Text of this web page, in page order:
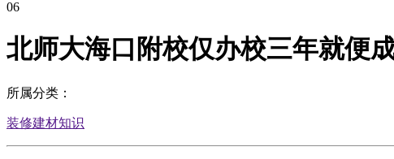
06
北师大海口附校仅办校三年就便
所属分类：
装修建材知识